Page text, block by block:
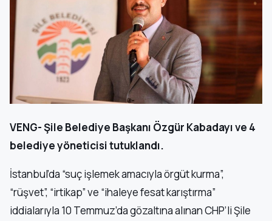
VENG- Şile Belediye Başkanı Özgür Kabadayı ve 4
belediye yöneticisi tutuklandı.
İstanbul’da “suç işlemek amacıyla örgüt kurma”,
“rüşvet”, “irtikap” ve “ihaleye fesat karıştırma”
iddialarıyla 10 Temmuz’da gözaltına alınan CHP’li Şile